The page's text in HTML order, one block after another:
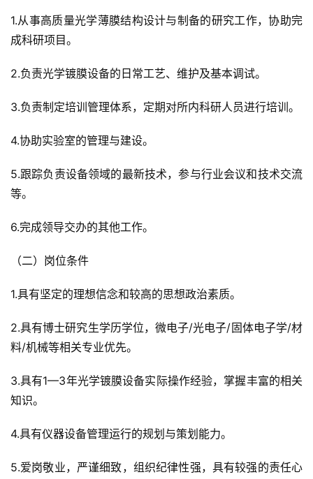
1.从事高质量光学薄膜结构设计与制备的研究工作，协助完
成科研项目。
2.负责光学镀膜设备的日常工艺、维护及基本调试。
3.负责制定培训管理体系，定期对所内科研人员进行培训。
4.协助实验室的管理与建设。
5.跟踪负责设备领域的最新技术，参与行业会议和技术交流
等。
6.完成领导交办的其他工作。
（二）岗位条件
1.具有坚定的理想信念和较高的思想政治素质。
2.具有博士研究生学历学位，微电子/光电子/固体电子学/材
料/机械等相关专业优先。
3.具有1—3年光学镀膜设备实际操作经验，掌握丰富的相关
知识。
4.具有仪器设备管理运行的规划与策划能力。
5.爱岗敬业，严谨细致，组织纪律性强，具有较强的责任心